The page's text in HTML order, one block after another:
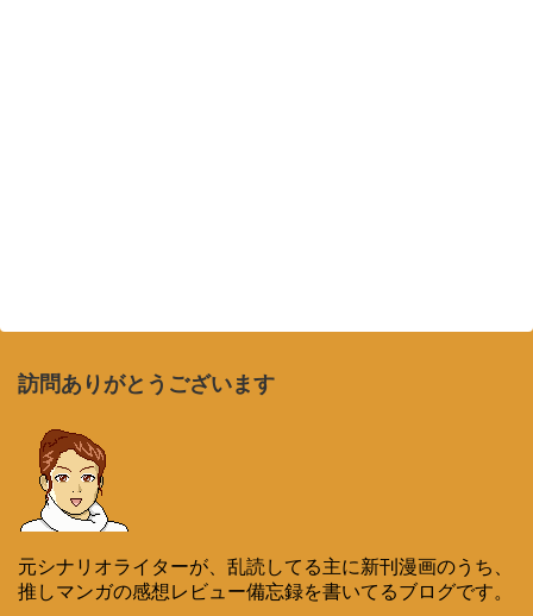
訪問ありがとうございます
元シナリオライターが、乱読してる主に新刊漫画のうち、
推しマンガの感想レビュー備忘録を書いてるブログです。